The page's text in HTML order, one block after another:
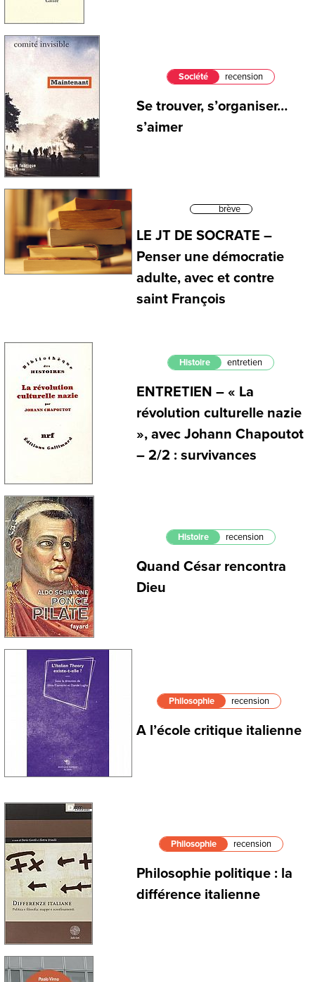
Société recension
Se trouver, s’organiser…
s’aimer
brève
LE JT DE SOCRATE –
Penser une démocratie
adulte, avec et contre
saint François
Histoire entretien
ENTRETIEN – « La
révolution culturelle nazie
», avec Johann Chapoutot
– 2/2 : survivances
Histoire recension
Quand César rencontra
Dieu
Philosophie recension
A l’école critique italienne
Philosophie recension
Philosophie politique : la
différence italienne